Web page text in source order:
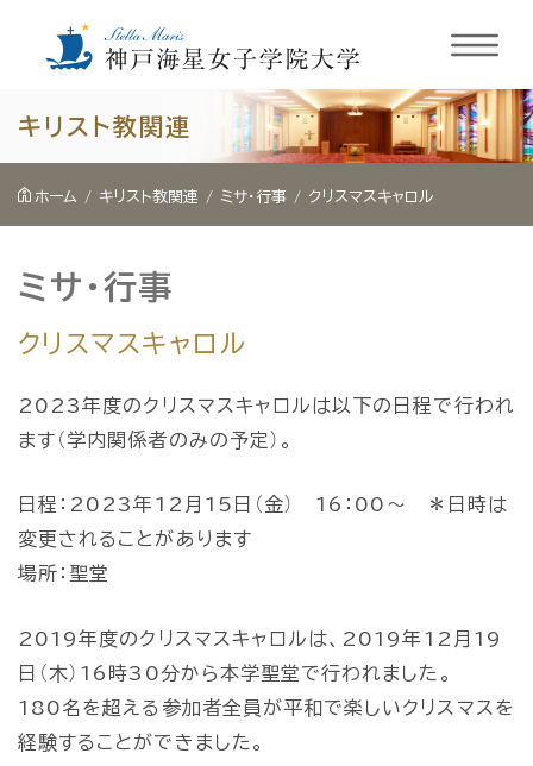
キリスト教関連
ホーム キリスト教関連 ミサ・行事 クリスマスキャロル
ミサ・行事
クリスマスキャロル
2023年度のクリスマスキャロルは以下の日程で行われ
ます（学内関係者のみの予定）。
日程：2023年12月15日（金） 16：00～ ＊日時は
変更されることがあります
場所：聖堂
2019年度のクリスマスキャロルは、2019年12月19
日（木）16時30分から本学聖堂で行われました。
180名を超える参加者全員が平和で楽しいクリスマスを
経験することができました。